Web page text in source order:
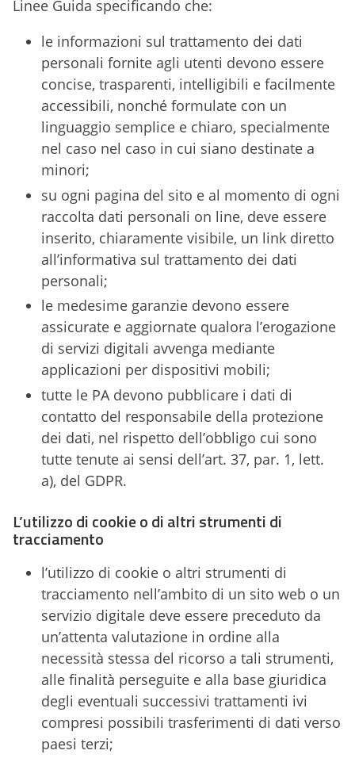
Linee Guida specificando che:
le informazioni sul trattamento dei dati
personali fornite agli utenti devono essere
concise, trasparenti, intelligibili e facilmente
accessibili, nonché formulate con un
linguaggio semplice e chiaro, specialmente
nel caso nel caso in cui siano destinate a
minori;
su ogni pagina del sito e al momento di ogni
raccolta dati personali on line, deve essere
inserito, chiaramente visibile, un link diretto
all’informativa sul trattamento dei dati
personali;
le medesime garanzie devono essere
assicurate e aggiornate qualora l’erogazione
di servizi digitali avvenga mediante
applicazioni per dispositivi mobili;
tutte le PA devono pubblicare i dati di
contatto del responsabile della protezione
dei dati, nel rispetto dell’obbligo cui sono
tutte tenute ai sensi dell’art. 37, par. 1, lett.
a), del GDPR.
L’utilizzo di cookie o di altri strumenti di
tracciamento
l’utilizzo di cookie o altri strumenti di
tracciamento nell’ambito di un sito web o un
servizio digitale deve essere preceduto da
un’attenta valutazione in ordine alla
necessità stessa del ricorso a tali strumenti,
alle finalità perseguite e alla base giuridica
degli eventuali successivi trattamenti ivi
compresi possibili trasferimenti di dati verso
paesi terzi;